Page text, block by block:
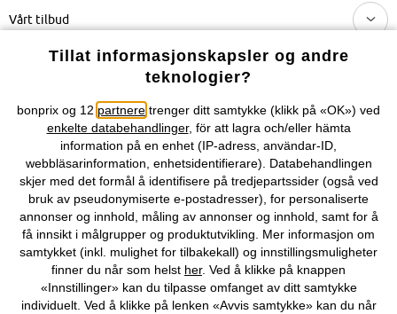
Vårt tilbud
Selskapet
Topkategorier / Sesongvarer
Du kan også finne oss på
Kjøpsvilkår Personopplysninger Cookie-innstillinger
Om Oss Angre kjøp
Tillat informasjonskapsler og andre
teknologier?
bonprix og 12 partnere trenger ditt samtykke (klikk på «OK») ved
enkelte databehandlinger, för att lagra och/eller hämta
information på en enhet (IP-adress, användar-ID,
webbläsarinformation, enhetsidentifierare). Databehandlingen
skjer med det formål å identifisere på tredjepartssider (også ved
bruk av pseudonymiserte e-postadresser), for personaliserte
annonser og innhold, måling av annonser og innhold, samt for å
få innsikt i målgrupper og produktutvikling. Mer informasjon om
samtykket (inkl. mulighet for tilbakekall) og innstillingsmuligheter
finner du når som helst her. Ved å klikke på knappen
«Innstillinger» kan du tilpasse omfanget av ditt samtykke
individuelt. Ved å klikke på lenken «Avvis samtykke» kan du når